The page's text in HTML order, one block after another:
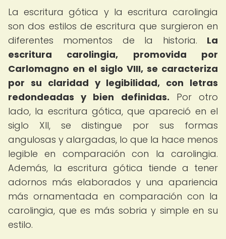
La escritura gótica y la escritura carolingia
son dos estilos de escritura que surgieron en
diferentes momentos de la historia. La
escritura carolingia, promovida por
Carlomagno en el siglo VIII, se caracteriza
por su claridad y legibilidad, con letras
redondeadas y bien definidas. Por otro
lado, la escritura gótica, que apareció en el
siglo XII, se distingue por sus formas
angulosas y alargadas, lo que la hace menos
legible en comparación con la carolingia.
Además, la escritura gótica tiende a tener
adornos más elaborados y una apariencia
más ornamentada en comparación con la
carolingia, que es más sobria y simple en su
estilo.